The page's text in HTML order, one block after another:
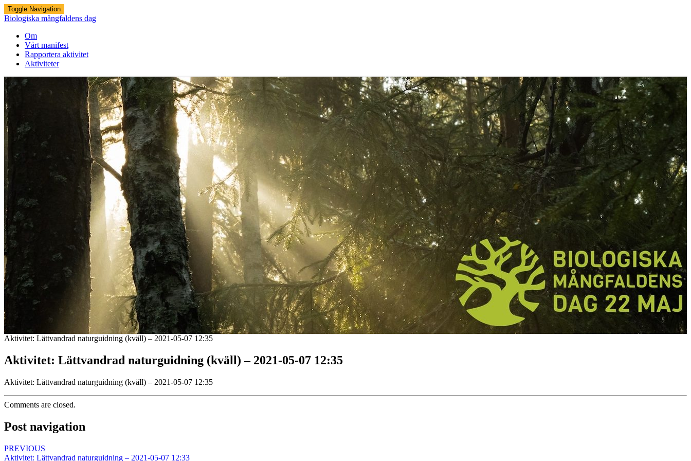
Toggle Navigation
Biologiska mångfaldens dag
Om
Vårt manifest
Rapportera aktivitet
Aktiviteter
Aktivitet: Lättvandrad naturguidning (kväll) – 2021-05-07 12:35
Aktivitet: Lättvandrad naturguidning (kväll) – 2021-05-07 12:35
Aktivitet: Lättvandrad naturguidning (kväll) – 2021-05-07 12:35
Comments are closed.
Post navigation
PREVIOUS
Aktivitet: Lättvandrad naturguidning – 2021-05-07 12:33